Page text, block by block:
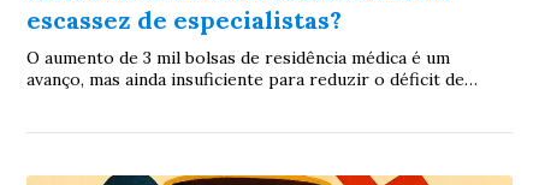
escassez de especialistas?
O aumento de 3 mil bolsas de residência médica é um
avanço, mas ainda insuficiente para reduzir o déficit de